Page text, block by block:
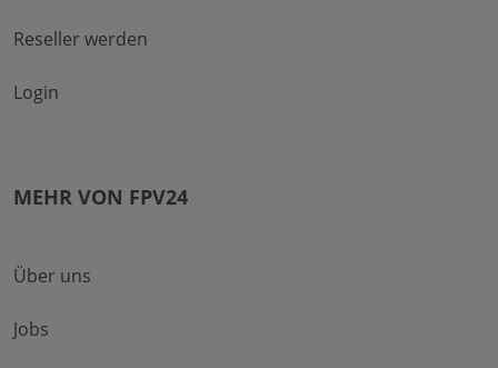
Reseller werden
Login
MEHR VON FPV24
Über uns
Jobs